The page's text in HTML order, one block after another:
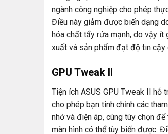
ngành công nghiệp cho phép
Điều này giảm được biến dạng
hóa chất tẩy rửa mạnh, do vậy
xuất và sản phẩm đạt độ tin cậy
GPU Tweak II
Tiện ích ASUS GPU Tweak II
cho phép bạn tinh chỉnh các
nhớ và điện áp, cùng tùy chọn
màn hình có thể tùy biến được.